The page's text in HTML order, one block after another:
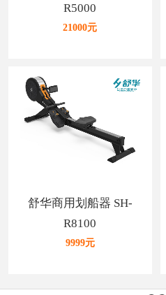
R5000
21000元
舒华商用划船器 SH-
R8100
9999元